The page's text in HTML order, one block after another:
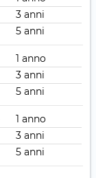
3 anni
5 anni
1 anno
3 anni
5 anni
1 anno
3 anni
5 anni